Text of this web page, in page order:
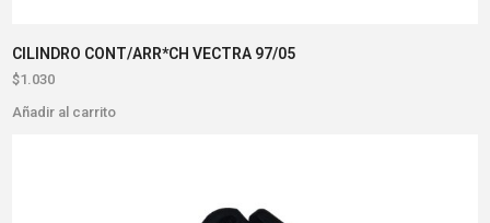
CILINDRO CONT/ARR*CH VECTRA 97/05
$1.030
Añadir al carrito